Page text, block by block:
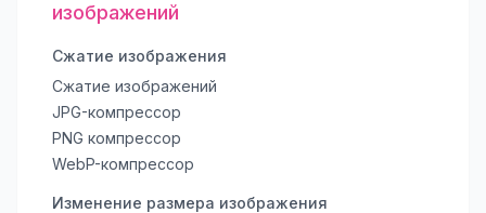
изображений
Сжатие изображения
Сжатие изображений
JPG-компрессор
PNG компрессор
WebP-компрессор
Изменение размера изображения